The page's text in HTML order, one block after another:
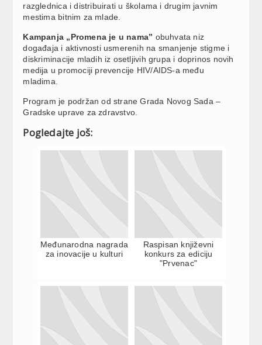
razglednica i distribuirati u školama i drugim javnim
mestima bitnim za mlade.
Kampanja „Promena je u nama” obuhvata niz
događaja i aktivnosti usmerenih na smanjenje stigme i
diskriminacije mladih iz osetljivih grupa i doprinos novih
medija u promociji prevencije HIV/AIDS-a među
mladima.
Program je podržan od strane Grada Novog Sada –
Gradske uprave za zdravstvo.
Pogledajte još:
Međunarodna nagrada
za inovacije u kulturi
Raspisan književni
konkurs za ediciju
"Prvenac"